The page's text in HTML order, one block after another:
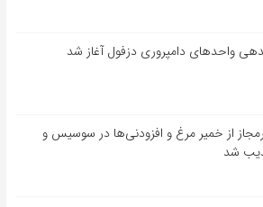
واحدهای دامپروری دزفول آغاز شد
از خمیر مرغ و افزودنی‌ها در سوسیس و
شد